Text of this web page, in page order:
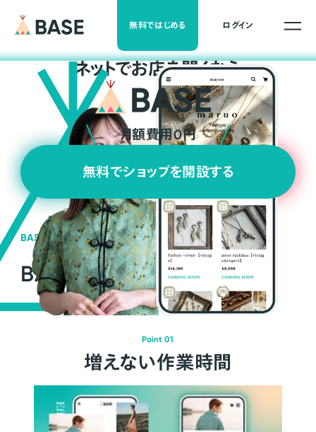
無料ではじめる ログイン
ネットでお店を開くなら
月額費用0円
無料でショップを開設する
BASEの強み
BASEが強い3つの理由
Point 01
増えない作業時間